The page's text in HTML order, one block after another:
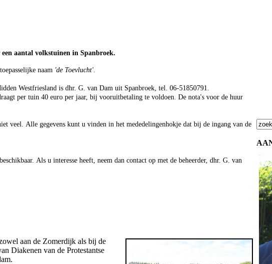
aantal volkstuinen in Spanbroek.
naam 'de Toevlucht'.
Westfriesland is dhr. G. van Dam uit Spanbroek, tel. 06-51850791.
per tuin 40 euro per jaar, bij vooruitbetaling te voldoen. De nota's voor de huur
veel. Alle gegevens kunt u vinden in het mededelingenhokje dat bij de ingang van de
Als u interesse heeft, neem dan contact op met de beheerder, dhr. G. van
aan de Zomerdijk als bij de
Diakenen van de Protestantse